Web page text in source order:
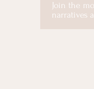
Join the
narratives